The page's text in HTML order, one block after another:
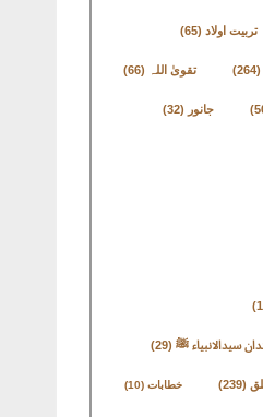
تربیت اولاد(65)
(264) تقویٰ اللہ (66)
جانور (32)
سیدالانبیاء ﷺ(29)
(239) خطابات(10)